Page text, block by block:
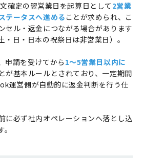
確定の翌営業日を起算日として 2営業
テータスへ進める ことが求められ、こ
セル・返金につながる場合があります
・日・日本の祝祭日は非営業日）。
申請を受けてから 1〜5営業日以内に
が基本ルールとされており、一定期間
運営側が自動的に返金判断を行う仕
に必ず社内オペレーションへ落とし込